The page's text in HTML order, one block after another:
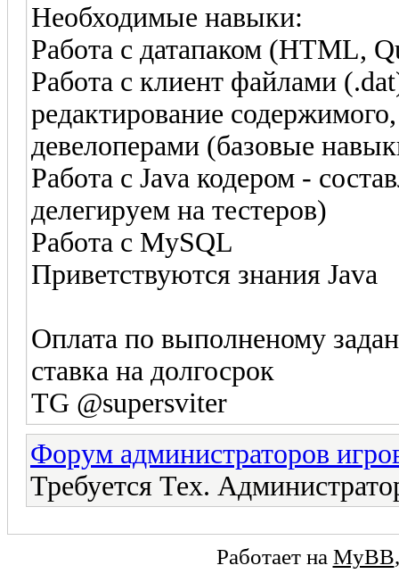
Необходимые навыки:
Работа с датапаком (HTML,
Работа с клиент файлами
редактирование
девелоперами (базовые
Работа с Java кодером -
делегируем на тестеров)
Работа с MySQL
Приветствуются знания Java
Оплата по выполненому
ставка на долгосрок
TG @supersviter
Форум администраторов
Требуется Тех.
Работает на MyBB